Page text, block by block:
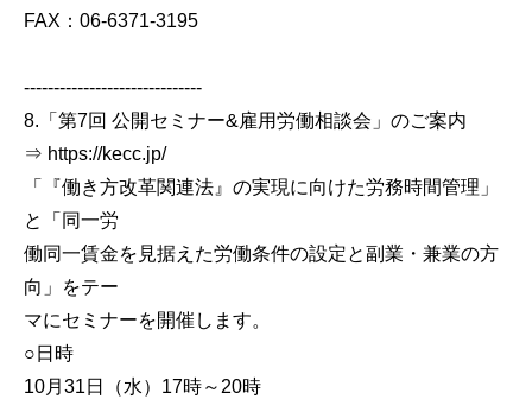
FAX：06-6371-3195
------------------------------
8.「第7回 公開セミナー&雇用労働相談会」のご案内
⇒ https://kecc.jp/
「『働き方改革関連法』の実現に向けた労務時間管理」
と「同一労
働同一賃金を見据えた労働条件の設定と副業・兼業の方
向」をテー
マにセミナーを開催します。
○日時
10月31日（水）17時～20時